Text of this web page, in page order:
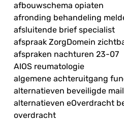
afbouwschema opiaten
afronding behandeling
afsluitende brief specialist
afspraak ZorgDomein
afspraken nachturen 23-07
AIOS reumatologie
algemene achteruitgang
alternatieven beveiligde mail
alternatieven eOverdracht
overdracht